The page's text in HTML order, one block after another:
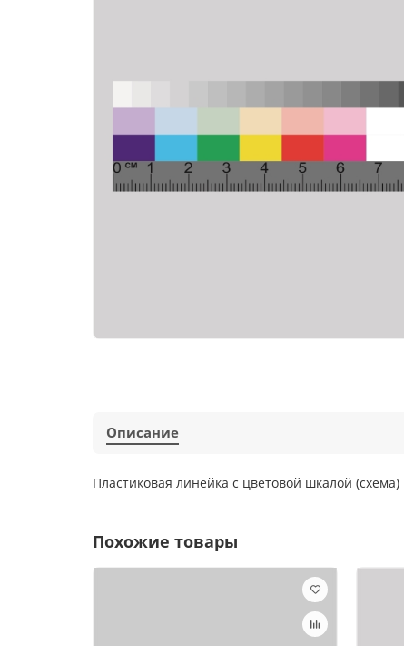
Описание
Пластиковая линейка с цветовой шкалой
Похожие товары